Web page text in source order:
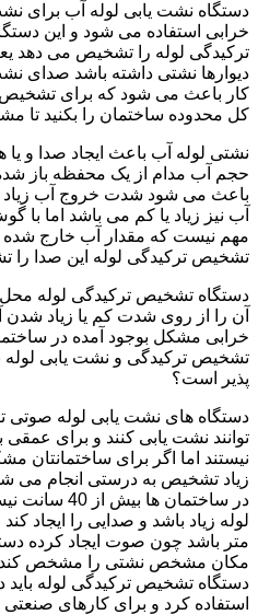
دستگاه نشت یابی لوله آب برای
خرابی استفاده می شود و این
ترکیدگی لوله را تشخیص می دهد
دیوارها نشتی داشته باشد صدای
کار باعث می شود که برای تشخیص
کل محدوده ساختمان را بکنید تا
نشتی لوله آب باعث ایجاد صدا و
حجم آب مدام از یک محفظه باز
باعث می شود شدت خروج آب زیاد
آب نیز زیاد یا کم می باشد اما
مهم نیست که مقدار آب خارج شده
تشخیص ترکیدگی لوله این صدا
دستگاه تشخیص ترکیدگی لوله
آن را از روی شدت کم یا زیاد شدن
خرابی مشکل بوجود آمده در
تشخیص ترکیدگی و نشت یابی لوله
پذیر است؟
نیستند اما اگر برای ساختمانتان
زیاد تشخیص به درستی انجام می
در ساختمان
متر باشد چون صوت ایجاد کرده
مکان مشخص نشتی را مشخص کند
دستگاه تشخیص ترکیدگی لوله باید
استفاده کرد و برای کارهای صنعتی